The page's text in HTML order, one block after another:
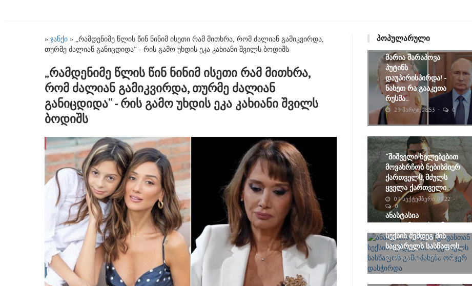
» ჯანქი » „რამდენიმე წლის წინ ნინიმ ისეთი რამ მითხრა, რომ ძალიან გამიკვირდა,
თურმე ძალიან განიცდიდა“ - რის გამო უხდის ეკა კახიანი შვილს ბოდიშს
„რამდენიმე წლის წინ ნინიმ ისეთი რამ მითხრა,
რომ ძალიან გამიკვირდა, თურმე ძალიან
განიცდიდა“ - რის გამო უხდის ეკა კახიანი შვილს
ბოდიშს
ᲞᲝᲞᲣᲚᲐᲠᲣᲚᲘ
მარია შარაპოვა
პუტინს
დაუპირისპირდა! -
ნახეთ რა გააკეთა
რუსმა..
29-ᲛᲐᲠᲢᲘ, 08:53 0
“შიშველი ხელებებით
მოვახრჩობ ნებისმიერ
ქართველს, მძულს
ყველა ქართველი..
09-ᲡᲔᲥᲢᲔᲛᲑᲔᲠᲘ, 09:22
0
ანასტასია
ვოლოჩკოვასთან
სექსის შემდეგ მის
საყვარელს სასწაფოს..
03-ᲐᲒᲕᲘᲡᲢᲝ, 09:35 0